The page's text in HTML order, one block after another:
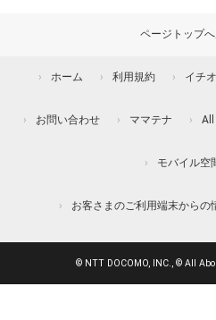
ページトップ
ホーム 利用規約 イチ
お問い合わせ ママテナ All
モバイル空
お客さまのご利用端末からの
© NTT DOCOMO, INC., © All